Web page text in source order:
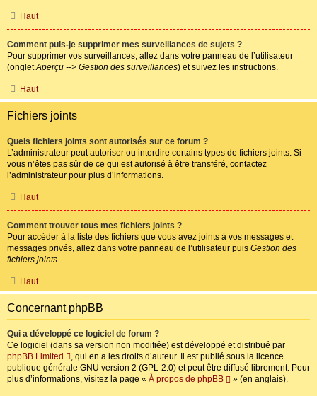
Haut
Comment puis-je supprimer mes surveillances de sujets ?
Pour supprimer vos surveillances, allez dans votre panneau de l’utilisateur
(ongletAperçu --> Gestion des surveillances) et suivez les instructions.
Haut
Fichiers joints
Quels fichiers joints sont autorisés sur ce forum ?
L’administrateur peut autoriser ou interdire certains types de fichiers joints. Si
vous n’êtes pas sûr de ce qui est autorisé à être transféré, contactez
l’administrateur pour plus d’informations.
Haut
Comment trouver tous mes fichiers joints ?
Pour accéder à la liste des fichiers que vous avez joints à vos messages et
messages privés, allez dans votre panneau de l’utilisateur puis Gestion des
fichiers joints
Haut
Concernant phpBB
Qui a développé ce logiciel de forum ?
Ce logiciel (dans sa version non modifiée) est développé et distribué par
phpBB Limited
, qui en a les droits d’auteur. Il est publié sous la licence
publique générale GNU version 2 (GPL-2.0) et peut être diffusé librement. Pour
plus d’informations, visitez la page « À propos de phpBB » (en anglais).